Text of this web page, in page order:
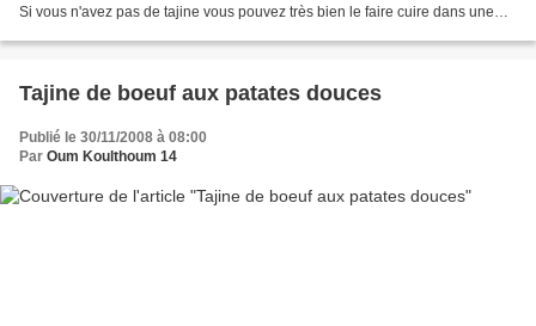
Si vous n'avez pas de tajine vous pouvez très bien le faire cuire dans une
Tajine de boeuf aux patates douces
Publié le 30/11/2008 à 08:00
Par Oum Koulthoum 14